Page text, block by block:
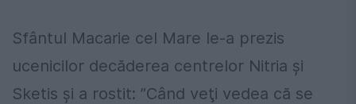
Sfântul Macarie cel Mare le-a prezis
ucenicilor decăderea centrelor Nitria şi
Sketis și a rostit: ”Când veţi vedea că se